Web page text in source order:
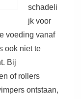
schadeli
jk voor
voeding vanaf
ook niet te
Bij
of rollers
ontstaan,